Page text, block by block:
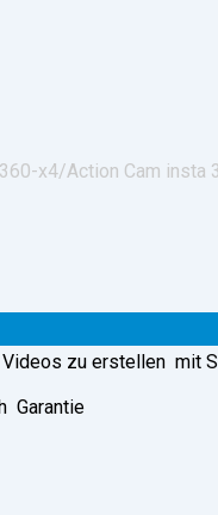
x4/Action Cam insta
zu erstellen mit
Garantie